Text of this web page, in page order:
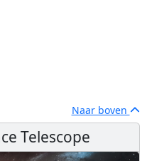
Naar boven
Telescope